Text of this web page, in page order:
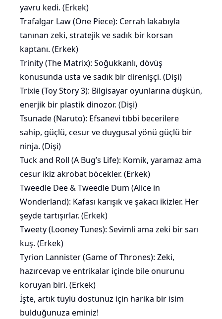
yavru kedi. (Erkek)
Trafalgar Law (One Piece): Cerrah lakabıyla
tanınan zeki, stratejik ve sadık bir korsan
kaptanı. (Erkek)
Trinity (The Matrix): Soğukkanlı, dövüş
konusunda usta ve sadık bir direnişçi. (Dişi)
Trixie (Toy Story 3): Bilgisayar oyunlarına düşkün,
enerjik bir plastik dinozor. (Dişi)
Tsunade (Naruto): Efsanevi tıbbi becerilere
sahip, güçlü, cesur ve duygusal yönü güçlü bir
ninja. (Dişi)
Tuck and Roll (A Bug’s Life): Komik, yaramaz ama
cesur ikiz akrobat böcekler. (Erkek)
Tweedle Dee & Tweedle Dum (Alice in
Wonderland): Kafası karışık ve şakacı ikizler. Her
şeyde tartışırlar. (Erkek)
Tweety (Looney Tunes): Sevimli ama zeki bir sarı
kuş. (Erkek)
Tyrion Lannister (Game of Thrones): Zeki,
hazırcevap ve entrikalar içinde bile onurunu
koruyan biri. (Erkek)
İşte, artık tüylü dostunuz için harika bir isim
bulduğunuza eminiz!